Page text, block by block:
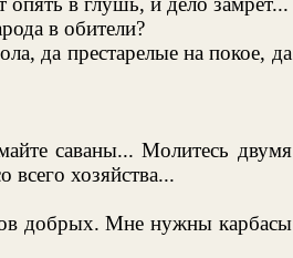
в обители?
да престарелые на покое, да
саваны... Молитесь двумя
хозяйства...
добрых. Мне нужны карбасы